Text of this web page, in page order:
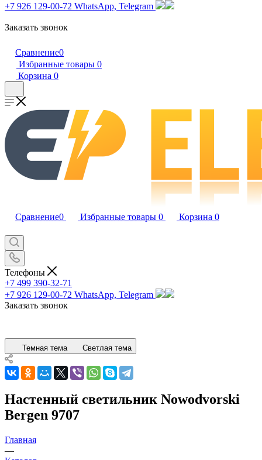
+7 926 129-00-72 WhatsApp, Telegram
Заказать звонок
Сравнение0
Избранные товары 0
Корзина 0
Сравнение0 Избранные товары 0 Корзина 0
Телефоны
+7 499 390-32-71
+7 926 129-00-72 WhatsApp, Telegram
Заказать звонок
Темная тема Светлая тема
Настенный светильник Nowodvorski
Bergen 9707
Главная
—